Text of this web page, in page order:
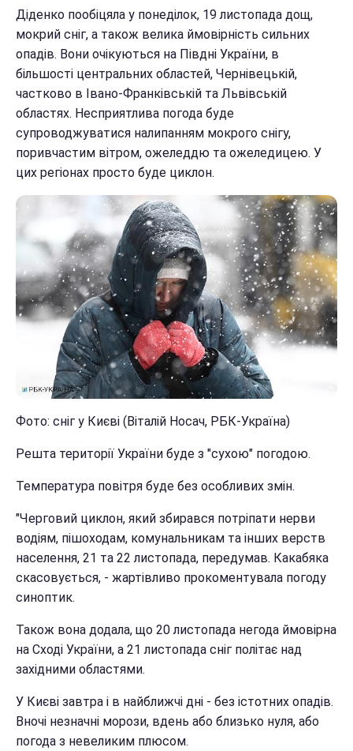
Діденко пообіцяла у понеділок, 19 листопада дощ,
мокрий сніг, а також велика ймовірність сильних
опадів. Вони очікуються на Півдні України, в
більшості центральних областей, Чернівецькій,
частково в Івано-Франківській та Львівській
областях. Несприятлива погода буде
супроводжуватися налипанням мокрого снігу,
поривчастим вітром, ожеледдю та ожеледицею. У
цих регіонах просто буде циклон.
Фото: сніг у Києві (Віталій Носач, РБК-Україна)
Решта території України буде з "сухою" погодою.
Температура повітря буде без особливих змін.
"Черговий циклон, який збирався потріпати нерви
водіям, пішоходам, комунальникам та інших верств
населення, 21 та 22 листопада, передумав. Какабяка
скасовується, - жартівливо прокоментувала погоду
синоптик.
Також вона додала, що 20 листопада негода ймовірна
на Сході України, а 21 листопада сніг політає над
західними областями.
У Києві завтра і в найближчі дні - без істотних опадів.
Вночі незначні морози, вдень або близько нуля, або
погода з невеликим плюсом.